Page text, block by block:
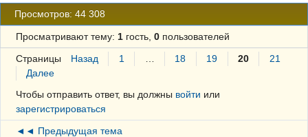
Просмотров: 44 308
Просматривают тему: 1гость, 0пользователей
Страницы Назад 1 18 19 20
21
Далее
Чтобы отправить ответ, вы должны войти или
зарегистрироваться
◄◄ Предыдущая тема